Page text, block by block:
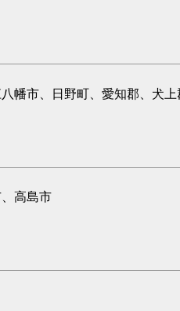
幡市、日野町、愛知郡、犬
高島市